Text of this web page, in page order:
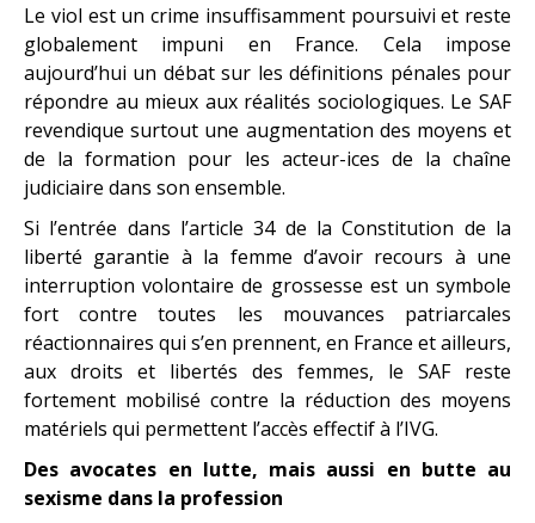
Le viol est un crime insuffisamment poursuivi et reste
globalement impuni en France. Cela impose
aujourd’hui un débat sur les définitions pénales pour
répondre au mieux aux réalités sociologiques. Le SAF
revendique surtout une augmentation des moyens et
de la formation pour les acteur-ices de la chaîne
judiciaire dans son ensemble.
Si l’entrée dans l’article 34 de la Constitution de la
liberté garantie à la femme d’avoir recours à une
interruption volontaire de grossesse est un symbole
fort contre toutes les mouvances patriarcales
réactionnaires qui s’en prennent, en France et ailleurs,
aux droits et libertés des femmes, le SAF reste
fortement mobilisé contre la réduction des moyens
matériels qui permettent l’accès effectif à l’IVG.
Des avocates en lutte, mais aussi en butte au
sexisme dans la profession